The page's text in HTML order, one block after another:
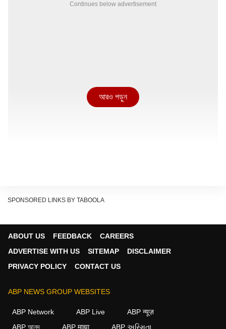
Continues below advertisement
আরও পড়ুন
SPONSORED LINKS BY TABOOLA
ABOUT US FEEDBACK
CAREERS
ADVERTISE WITH US
SITEMAP
DISCLAIMER
PRIVACY POLICY
CONTACT US
ABP NEWS GROUP WEBSITES
ABP Network ABP Live
ABP न्यूज़
ABP আনন্দ
ABP माझा ABP અસ્મિતા